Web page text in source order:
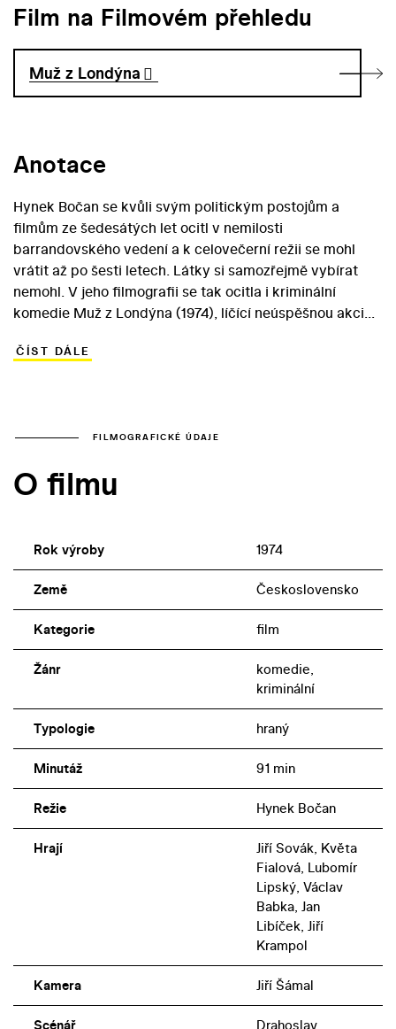
Film na Filmovém přehledu
Muž z Londýna
Anotace
Hynek Bočan se kvůli svým politickým postojům a
filmům ze šedesátých let ocitl v nemilosti
barrandovského vedení a k celovečerní režii se mohl
vrátit až po šesti letech. Látky si samozřejmě vybírat
nemohl. V jeho filmografii se tak ocitla i kriminální
komedie Muž z Londýna (1974), líčící neúspěšnou akci
z Anglie, která ztroskotá na specifikách malého,
z plzeňské vily, která má zanedlouho zmizet pod
ziskuchtivosti „nevinných“ manželů Sýkorových
nenáročnou, oddechovou zábavou.
ČÍST DÁLE
FILMOGRAFICKÉ ÚDAJE
O filmu
Rok výroby 1974
Země Československo
Kategorie film
Žánr
komedie,
kriminální
Typologie hraný
Minutáž 91 min
Režie Hynek Bočan
Hrají
Jiří Sovák, Květa
Fialová, Lubomír
Lipský, Václav
Babka, Jan
Libíček, Jiří
Krampol
Kamera Jiří Šámal